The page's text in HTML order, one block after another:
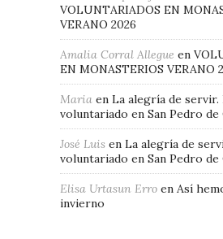
VOLUNTARIADOS EN
VERANO 2026
Amalia Corral Allegue en
EN MONASTERIOS VERANO
Maria en La alegría de servir.
voluntariado en San Pedro de
José Luis en La alegría de
voluntariado en San Pedro de
Elisa Urtasun Erro en Así
invierno